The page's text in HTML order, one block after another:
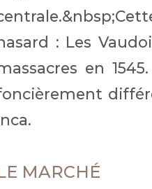
: Les
en
MARCHÉ